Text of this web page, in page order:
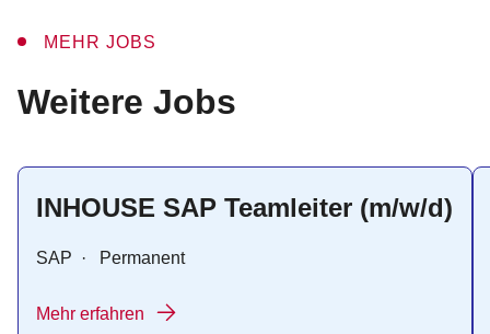
MEHR JOBS
:
Weitere Jobs
INHOUSE SAP Teamleiter (m/w/d)
SAP · Permanent
Mehr erfahren